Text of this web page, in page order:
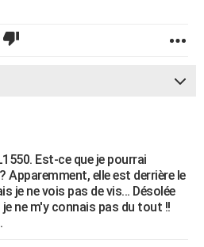
Est-ce que je pourrai
Apparemment, elle est derrière le
je ne vois pas de vis... Désolée
ne m'y connais pas du tout !!